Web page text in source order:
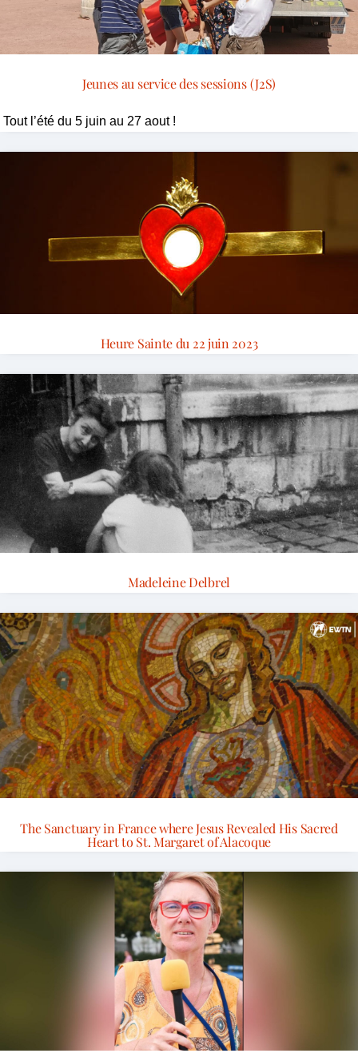
Jeunes au service des sessions (J2S)
Tout l’été du 5 juin au 27 aout !
Heure Sainte du 22 juin 2023
Madeleine Delbrel
The Sanctuary in France where Jesus Revealed His Sacred
Heart to St. Margaret of Alacoque